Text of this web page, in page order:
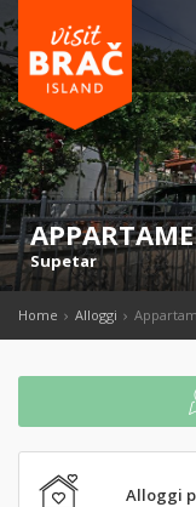
Supetar
Home Alloggi
Alloggi